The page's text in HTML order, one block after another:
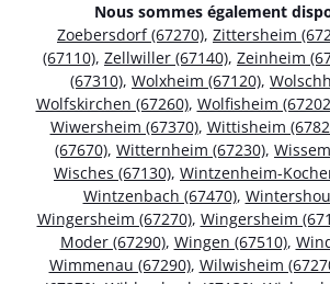
Nous sommes également
Zoebersdorf (67270), Zittersheim
(67110), Zellwiller (67140), Zeinheim
(67310), Wolxheim (67120),
Wolfskirchen (67260), Wolfisheim
Wiwersheim (67370), Wittisheim
(67670), Witternheim (67230),
Wisches (67130), Wintzenheim-
Wintzenbach (67470),
Wingersheim (67270), Wingersheim
Moder (67290), Wingen (67510),
Wimmenau (67290), Wilwisheim